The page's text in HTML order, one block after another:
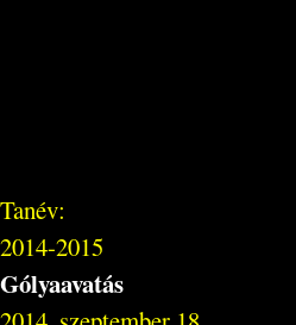
Tanév:
2014-2015
Gólyaavatás